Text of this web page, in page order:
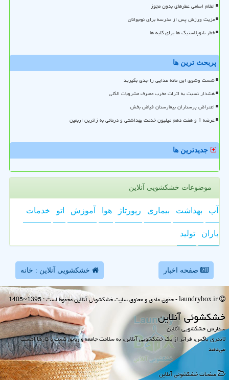
اعلام اسامی عطرهای بدون مجوز
مزیت ورزش پس از مدرسه برای نوجوانان
خطر نانوپلاستیک ها برای کلیه ها
پربحث ترین ها
شست وشوی این ماده غذایی را جدی بگیرید
هشدار نسبت به اثرات مخرب مصرف مشروبات الکلی
اعتراض پرستاران بیمارستان فیاض بخش
عرضه 1 و هفت دهم میلیون خدمت بهداشتی و درمانی به زائرین اربعین
جدیدترین ها
موضوعات خشکشویی آنلاین
آب بهداشت بیماری رپورتاژ هوا آموزش اتو خدمات
باران تولید
صفحه اخبار خشکشویی آنلاین : خانه
خشكشوئی آنلاین
سفارش خشکشویی آنلاین
لاندری باکس، فراتر از یک خشکشویی آنلاین، به سلامت جامعه و رونق کسب و کارها اهمیت
می‌دهد
صفحات خشكشوئی آنلاین